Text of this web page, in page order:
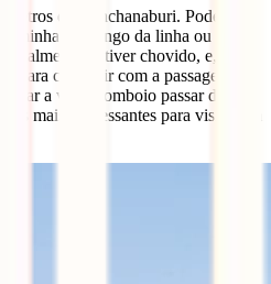
de Kanchanaburi. Podes
ao longo da linha ou ir de
se tiver chovido, e, se
para coincidir com a passagem do
ficar a ver o comboio passar de
mais interessantes para visitar em